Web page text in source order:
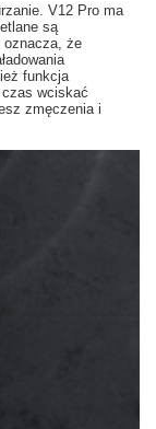
V12 Pro ma
są
oznacza, że
funkcja
wciskać
zmęczenia i